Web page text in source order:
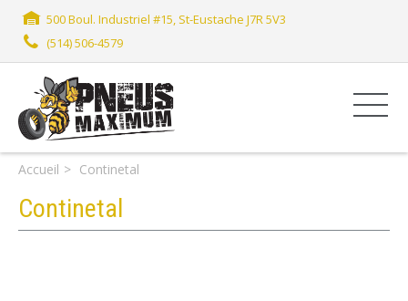
500 Boul. Industriel #15, St-Eustache J7R 5V3
(514) 506-4579
Accueil Continetal
Continetal